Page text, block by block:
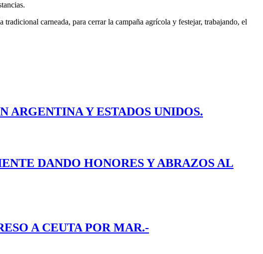
carneada, para cerrar la campaña agrícola y festejar, trabajando, el
Y ESTADOS UNIDOS.
DANDO HONORES Y ABRAZOS AL
A CEUTA POR MAR.-